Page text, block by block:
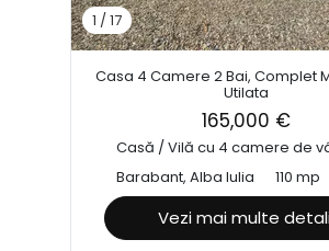
1 /17
Casa 4 Camere 2 Bai, Complet
Utilata
165,000 €
Casă / Vilă cu 4 camere de
Barabant, Alba Iulia
110 mp
Vezi mai multe